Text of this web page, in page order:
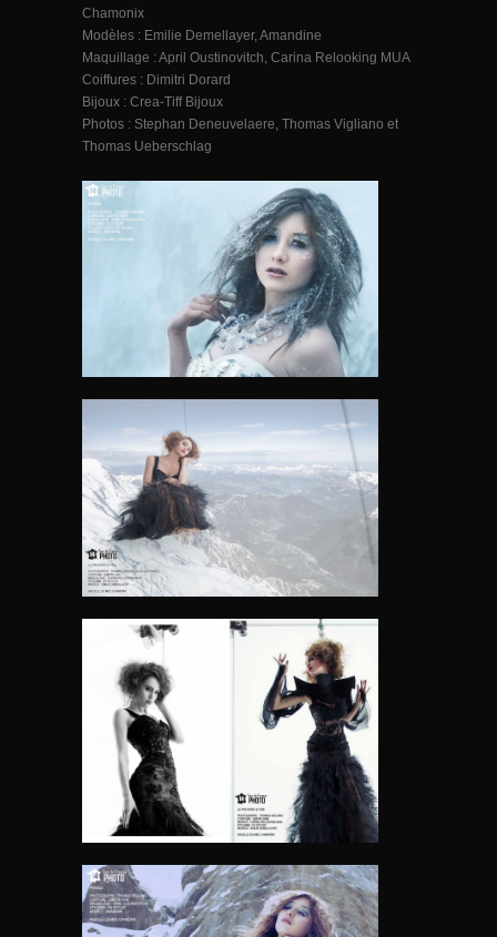
Chamonix
Modèles : Emilie Demellayer, Amandine
Maquillage : April Oustinovitch, Carina Relooking MUA
Coiffures : Dimitri Dorard
Bijoux : Crea-Tiff Bijoux
Photos : Stephan Deneuvelaere, Thomas Vigliano et
Thomas Ueberschlag